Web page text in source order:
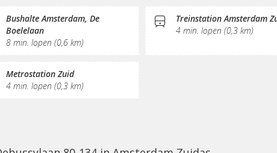
Glasvezel Printservice
KVK-inschrijving
hart
Gemeubileerd
Bushalte Amsterdam, De
Boelelaan
8 min. lopen (0,6 km)
Treinstation Amsterdam
4 min. lopen (0,3 km)
Metrostation Zuid
4 min. lopen (0,3 km)